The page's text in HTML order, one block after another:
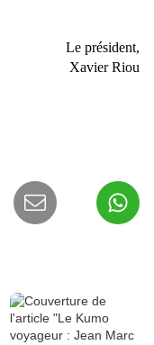
Le président,
Xavier Riou